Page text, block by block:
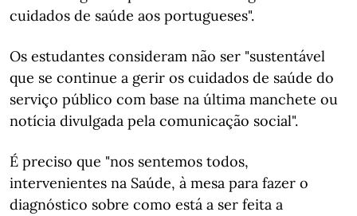
cuidados de saúde aos portugueses".
Os estudantes consideram não ser "sustentável
que se continue a gerir os cuidados de saúde do
serviço público com base na última manchete ou
notícia divulgada pela comunicação social".
É preciso que "nos sentemos todos,
intervenientes na Saúde, à mesa para fazer o
diagnóstico sobre como está a ser feita a